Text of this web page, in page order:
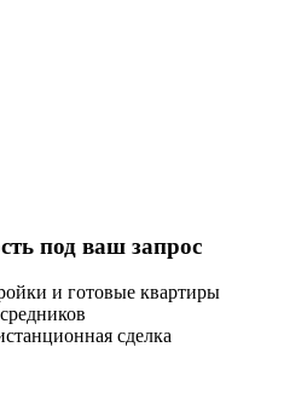
под ваш запрос
и готовые квартиры
сделка